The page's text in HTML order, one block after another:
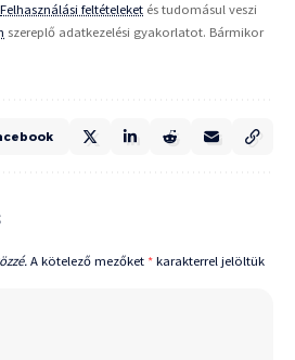
Felhasználási feltételeket és tudomásul veszi
szereplő adatkezelési gyakorlatot. Bármikor
A kötelező mezőket * karakterrel jelöltük